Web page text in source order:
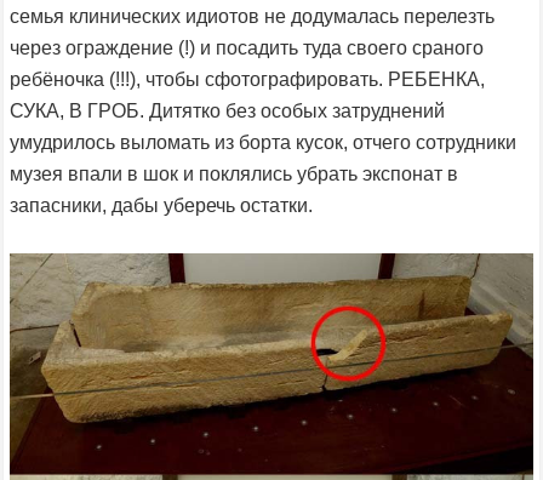
семья клинических идиотов не додумалась перелезть
через ограждение (!) и посадить туда своего сраного
ребёночка (!!!), чтобы сфотографировать. РЕБЕНКА,
СУКА, В ГРОБ. Дитятко без особых затруднений
умудрилось выломать из борта кусок, отчего сотрудники
музея впали в шок и поклялись убрать экспонат в
запасники, дабы уберечь остатки.